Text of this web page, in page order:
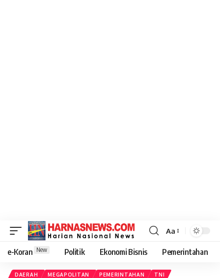
Aa
e-Koran New Politik Ekonomi Bisnis Pemerintahan
DAERAH MEGAPOLITAN PEMERINTAHAN TNI